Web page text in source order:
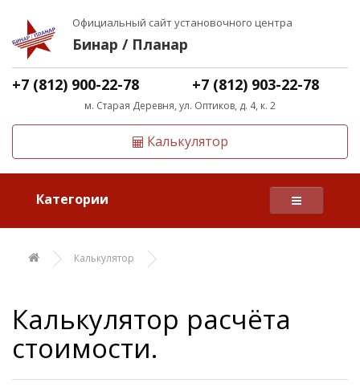
Официальный сайт установочного центра
Бинар / Планар
+7 (812) 900-22-78 +7 (812) 903-22-78
м. Старая Деревня, ул. Оптиков, д. 4, к. 2
Калькулятор
Категории
Калькулятор
Калькулятор расчёта
стоимости.